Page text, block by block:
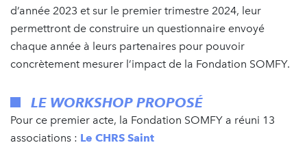
d’année 2023 et sur le premier trimestre 2024, leur
permettront de construire un questionnaire envoyé
chaque année à leurs partenaires pour pouvoir
concrètement mesurer l’impact de la Fondation SOMFY.
LE WORKSHOP PROPOSÉ
Pour ce premier acte, la Fondation SOMFY a réuni 13
associations : Le CHRS Saint